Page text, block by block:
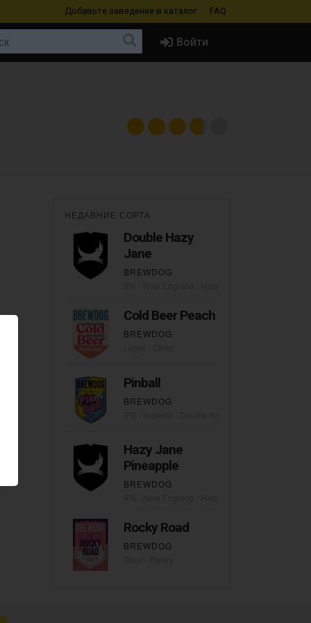
Добавьте заведение в каталог FAQ
Войти
НЕДАВНИЕ СОРТА
Double Hazy
Jane
BREWDOG
Cold Beer Peach
BREWDOG
Pinball
BREWDOG
Hazy Jane
Pineapple
BREWDOG
Rocky Road
BREWDOG